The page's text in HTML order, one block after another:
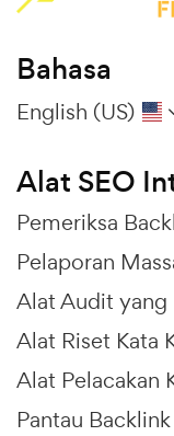
Bahasa
English (US)
Alat SEO
Pemeriksa
Pelaporan
Alat Audit yang
Alat Riset Kata
Alat Pelacakan
Pantau Backlink